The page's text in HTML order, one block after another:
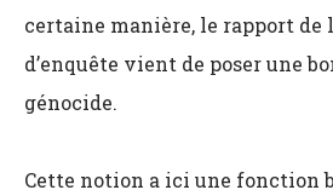
certaine manière, le rapport de
d’enquête vient de poser une
génocide.
Cette notion a ici une fonction